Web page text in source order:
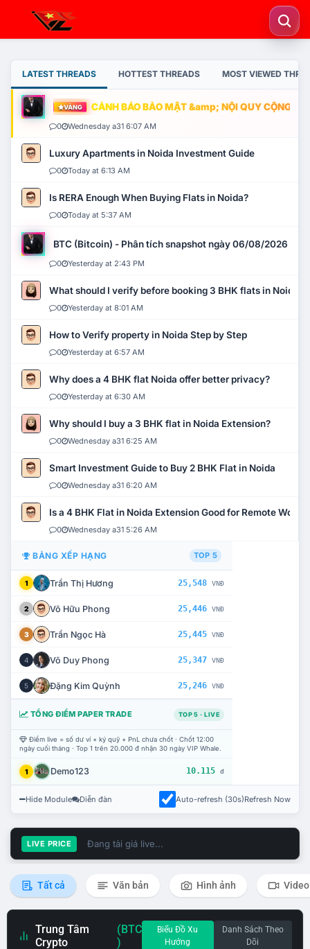
LATEST THREADS HOTTEST THREADS MOST VIEWED
VÀNG CẢNH BÁO BẢO MẬT &amp; NỘI QUY CỘNG
0 Wednesday a31 6:07 AM
Luxury Apartments in Noida Investment Guide
0 Today at 6:13 AM
Is RERA Enough When Buying Flats in Noida?
0 Today at 5:37 AM
BTC (Bitcoin) - Phân tích snapshot ngày 06/08/2026
0 Yesterday at 2:43 PM
What should I verify before booking 3 BHK flats in Noida?
0 Yesterday at 8:01 AM
How to Verify property in Noida Step by Step
0 Yesterday at 6:57 AM
Why does a 4 BHK flat Noida offer better privacy?
0 Yesterday at 6:30 AM
Why should I buy a 3 BHK flat in Noida Extension?
0 Wednesday a31 6:25 AM
Smart Investment Guide to Buy 2 BHK Flat in Noida
0 Wednesday a31 6:20 AM
Is a 4 BHK Flat in Noida Extension Good for Remote Work?
0 Wednesday a31 5:26 AM
BẢNG XẾP HẠNG TOP 5
1 Trần Thị Hương 25,548 VNĐ
2 Võ Hữu Phong 25,446 VNĐ
3 Trần Ngọc Hà 25,445 VNĐ
4 Võ Duy Phong 25,347 VNĐ
5 Đặng Kim Quỳnh 25,246 VNĐ
TỔNG ĐIỂM PAPER TRADE TOP 5 · LIVE
Điểm live = số dư ví + ký quỹ + PnL chưa chốt · Chốt 12:00
ngày cuối tháng · Top 1 trên 20.000 đ nhận 30 ngày VIP Whale.
1 Demo123 10.115 đ
Hide Module Diễn đàn Auto-refresh (30s)Refresh Now
LIVE PRICE Đang tải giá live...
Tất cả Văn bản Hình ảnh Video
Trung Tâm
Crypto
(BTC
)
Biểu Đồ Xu
Hướng
Danh Sách Theo
Dõi